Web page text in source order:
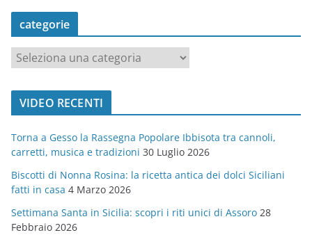
categorie
t
o
r
i
e
VIDEO RECENTI
Torna a Gesso la Rassegna Popolare Ibbisota tra cannoli,
carretti, musica e tradizioni 30 Luglio 2026
Biscotti di Nonna Rosina: la ricetta antica dei dolci Siciliani
fatti in casa 4 Marzo 2026
Settimana Santa in Sicilia: scopri i riti unici di Assoro 28
Febbraio 2026